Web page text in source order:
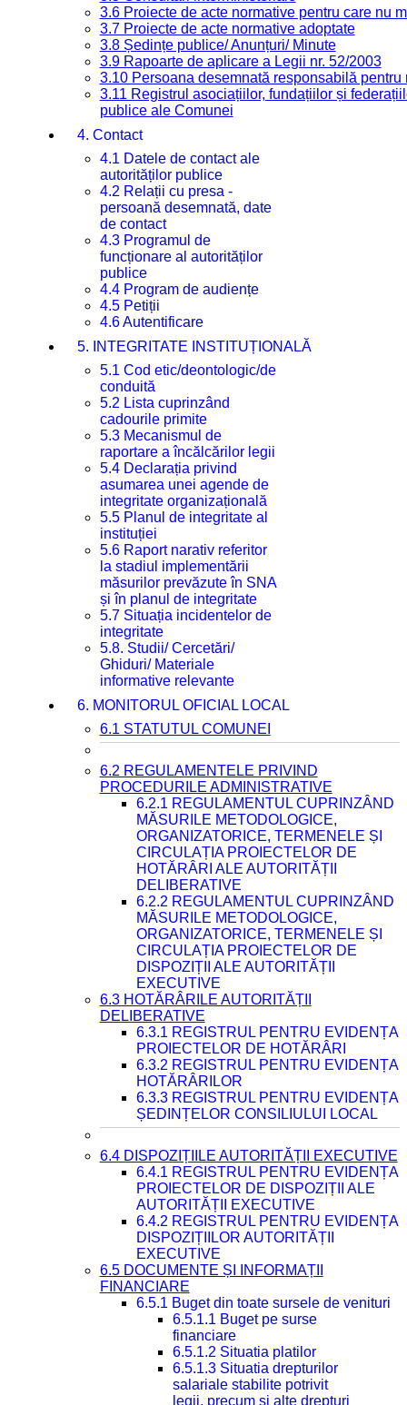
3.6 Proiecte de acte normative pentru care nu
3.7 Proiecte de acte normative adoptate
3.8 Ședințe publice/ Anunțuri/ Minute
3.9 Rapoarte de aplicare a Legii nr. 52/2003
3.10 Persoana desemnată responsabilă
3.11 Registrul asociațiilor, fundațiilor și
publice ale Comunei
4. Contact
4.1 Datele de contact ale
autorităților publice
4.2 Relații cu presa -
persoană desemnată, date
de contact
4.3 Programul de
funcționare al autorităților
publice
4.4 Program de audiențe
4.5 Petiții
4.6 Autentificare
5. INTEGRITATE INSTITUȚIONALĂ
5.1 Cod etic/deontologic/de
conduită
5.2 Lista cuprinzând
cadourile primite
5.3 Mecanismul de
raportare a încălcărilor legii
5.4 Declarația privind
asumarea unei agende de
integritate organizațională
5.5 Planul de integritate al
instituției
5.6 Raport narativ referitor
la stadiul implementării
măsurilor prevăzute în SNA
și în planul de integritate
5.7 Situația incidentelor de
integritate
5.8. Studii/ Cercetări/
Ghiduri/ Materiale
informative relevante
6. MONITORUL OFICIAL LOCAL
6.1 STATUTUL COMUNEI
6.2 REGULAMENTELE PRIVIND
PROCEDURILE ADMINISTRATIVE
6.2.1 REGULAMENTUL CUPRINZÂND
MĂSURILE METODOLOGICE,
ORGANIZATORICE, TERMENELE ȘI
CIRCULAȚIA PROIECTELOR DE
HOTĂRÂRI ALE AUTORITĂȚII
DELIBERATIVE
6.2.2 REGULAMENTUL CUPRINZÂND
MĂSURILE METODOLOGICE,
ORGANIZATORICE, TERMENELE ȘI
CIRCULAȚIA PROIECTELOR DE
DISPOZIȚII ALE AUTORITĂȚII
EXECUTIVE
6.3 HOTĂRÂRILE AUTORITĂȚII
DELIBERATIVE
6.3.1 REGISTRUL PENTRU EVIDENȚA
PROIECTELOR DE HOTĂRÂRI
6.3.2 REGISTRUL PENTRU EVIDENȚA
HOTĂRÂRILOR
6.3.3 REGISTRUL PENTRU EVIDENȚA
ȘEDINȚELOR CONSILIULUI LOCAL
6.4 DISPOZIȚIILE AUTORITĂȚII EXECUTIVE
6.4.1 REGISTRUL PENTRU EVIDENȚA
PROIECTELOR DE DISPOZIȚII ALE
AUTORITĂȚII EXECUTIVE
6.4.2 REGISTRUL PENTRU EVIDENȚA
DISPOZIȚIILOR AUTORITĂȚII
EXECUTIVE
6.5 DOCUMENTE ȘI INFORMAȚII
FINANCIARE
6.5.1 Buget din toate sursele de venituri
6.5.1.1 Buget pe surse
financiare
6.5.1.2 Situatia platilor
6.5.1.3 Situatia drepturilor
salariale stabilite potrivit
legii, precum si alte drepturi